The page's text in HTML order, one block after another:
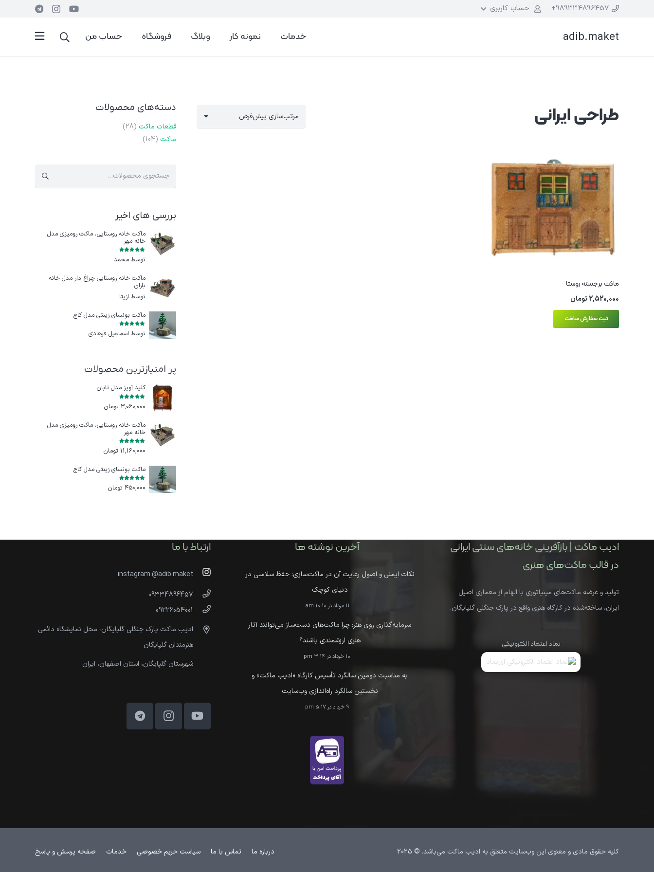
989334896457+ حساب کاربری
adib.maket خدمات نمونه کار وبلاگ فروشگاه حساب من
طراحی ایرانی
ماکت برجسته روستا
2,520,000تومان
ثبت سفارش ساخت
دسته‌های محصولات
قطعات ماکت (28)
ماکت (104)
جستجو
برای:
بررسی های اخیر
ماکت خانه روستایی، ماکت رومیزی مدل
خانه مهر
توسط محمد
ماکت خانه روستایی چراغ‌ دار مدل خانه
باران
توسط ازيتا
ماکت بونسای زینتی مدل کاج
امتیاز
توسط اسماعیل فرهادی
پر امتیازترین محصولات
کلید آویز مدل تابان
امتیاز
3,060,000 تومان
ماکت خانه روستایی، ماکت رومیزی مدل
خانه مهر
11,160,000 تومان
ماکت بونسای زینتی مدل کاج
امتیاز
450,000 تومان
ادیب ماکت | بازآفرینی خانه‌های سنتی ایرانی
در قالب ماکت‌های هنری
تولید و عرضه ماکت‌های مینیاتوری با الهام از معماری اصیل
ایران، ساخته‌شده در کارگاه هنری واقع در پارک جنگلی گلپایگان.
نماد اعتماد الکترونیکی
آخرین نوشته ها
نکات ایمنی و اصول رعایت آن در ماکت‌سازی: حفظ سلامتی در
دنیای کوچک
11 مرداد در 10:10 am
سرمایه‌گذاری روی هنر: چرا ماکت‌های دست‌ساز می‌توانند آثار
هنری ارزشمندی باشند؟
10 خرداد در 3:14 pm
به مناسبت دومین سالگرد تأسیس کارگاه «ادیب ماکت» و
نخستین سالگرد راه‌اندازی وب‌سایت
9 خرداد در 5:17 pm
ارتباط با ما
instagram:@adib.maket
09334896457
09226054001
ادیب ماکت پارک جنگلی گلپایگان، محل نمایشگاه دائمی
هنرمندان گلپایگان
شهرستان گلپایگان، استان اصفهان، ایران
کلیه حقوق مادی و معنوی این وب‌سایت متعلق به ادیب ماکت می‌باشد. © 2025 درباره ما تماس با ما سیاست حریم خصوصی خدمات صفحه پرسش و پاسخ